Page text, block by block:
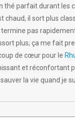
thé parfait durant les
chaud, il sort plus
pas
plus; ça me fait
de cœur pour le
et réconfortant
la vie quand je